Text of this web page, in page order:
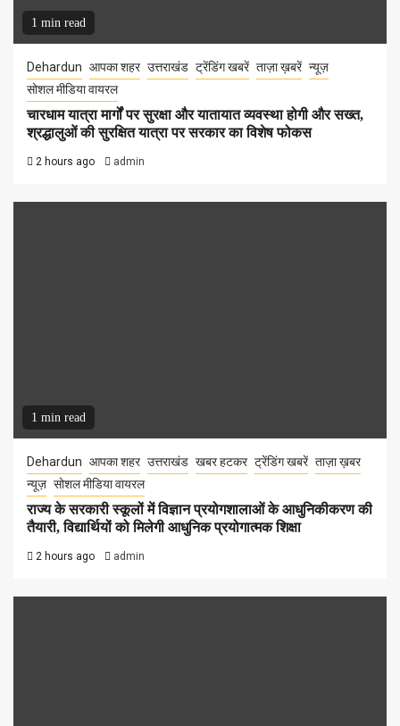
1 min read
Dehardun आपका शहर उत्तराखंड ट्रेंडिंग खबरें ताज़ा ख़बरें न्यूज़
सोशल मीडिया वायरल
चारधाम यात्रा मार्गों पर सुरक्षा और यातायात व्यवस्था होगी और सख्त,
श्रद्धालुओं की सुरक्षित यात्रा पर सरकार का विशेष फोकस
2 hours ago admin
1 min read
Dehardun आपका शहर उत्तराखंड खबर हटकर ट्रेंडिंग खबरें ताज़ा ख़बर
न्यूज़ सोशल मीडिया वायरल
राज्य के सरकारी स्कूलों में विज्ञान प्रयोगशालाओं के आधुनिकीकरण की
तैयारी, विद्यार्थियों को मिलेगी आधुनिक प्रयोगात्मक शिक्षा
2 hours ago admin